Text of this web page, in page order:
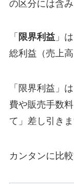
の区分には含み
「 限界利益」
総利益（売上
「限界利益」
費や販売手数
て」差し引きま
カンタンに比